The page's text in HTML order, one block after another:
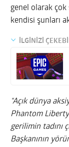
genel olarak
kendisi şunları
İLGİNİZİ
“Açık dünya
Phantom
gerilimin tadını
Başkanının